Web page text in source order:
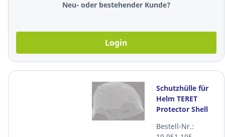
Neu- oder bestehender Kunde?
Login
Schutzhülle für
Helm TERET
Protector Shell
transparent
Bestell-Nr.: